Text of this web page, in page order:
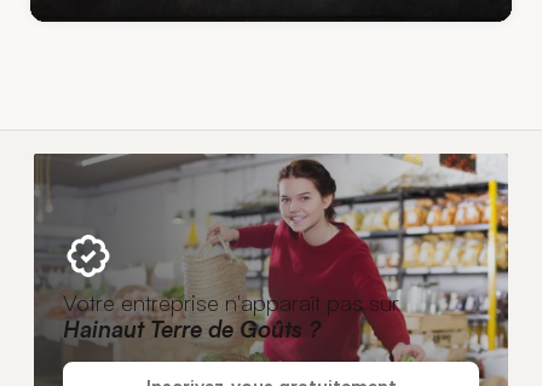
Votre entreprise n'apparaît pas sur
Hainaut Terre de Goûts ?